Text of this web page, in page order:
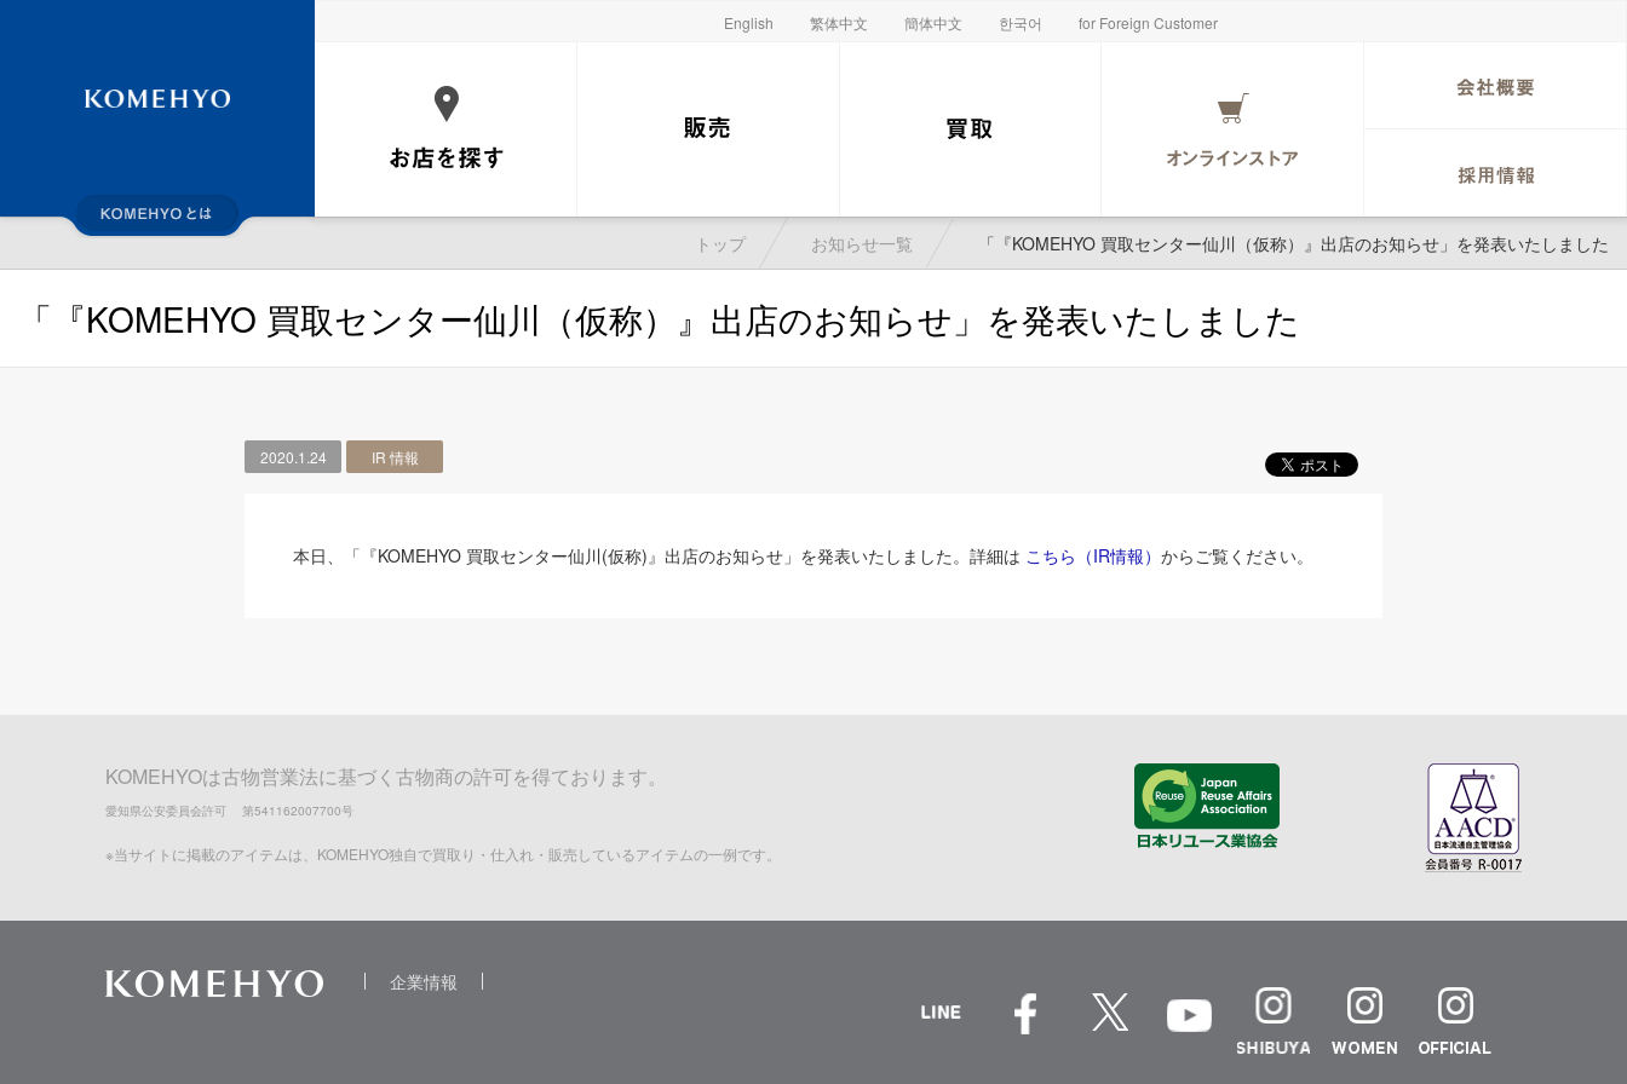
English 繁体中文 簡体中文 한국어 for Foreign Customer
トップ
お知らせ一覧 「『KOMEHYO 買取センター仙川（仮称）』出店のお知らせ」を発表いたしました
「『KOMEHYO 買取センター仙川（仮称）』出店のお知らせ」を発表いたしました
2020.1.24 IR 情報
本日、「『KOMEHYO 買取センター仙川(仮称)』出店のお知らせ」を発表いたしました。詳細は こちら（IR情報） からご覧ください。
KOMEHYOは古物営業法に基づく古物商の許可を得ております。
愛知県公安委員会許可 第541162007700号
※当サイトに掲載のアイテムは、KOMEHYO独自で買取り・仕入れ・販売しているアイテムの一例です。
企業情報